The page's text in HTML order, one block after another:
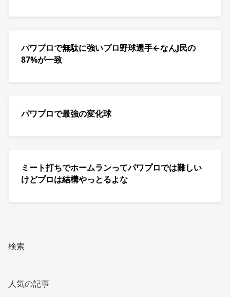
パワプロで無駄に強いプロ野球選手←なんJ民の
87%が一致
パワプロで最強の変化球
ミート打ちでホームランってパワプロでは難しい
けどプロは結構やっとるよな
検索
人気の記事